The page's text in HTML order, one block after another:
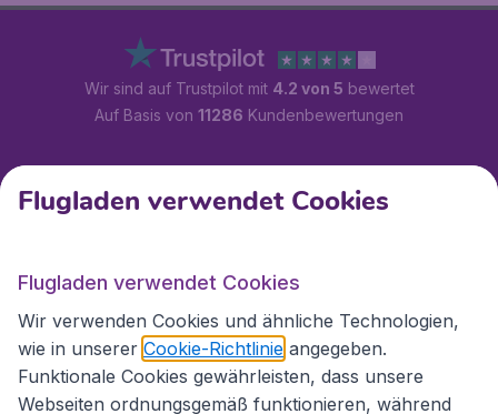
Wir sind auf Trustpilot mit 4.2 von 5 bewertet
Auf Basis von 11286 Kundenbewertungen
Kundenservice
Internationale Webseiten
Flugladen verwendet Cookies
Flugladen verwendet Cookies
Wir verwenden Cookies und ähnliche Technologien,
wie in unserer Cookie-Richtlinie angegeben.
Funktionale Cookies gewährleisten, dass unsere
Webseiten ordnungsgemäß funktionieren, während